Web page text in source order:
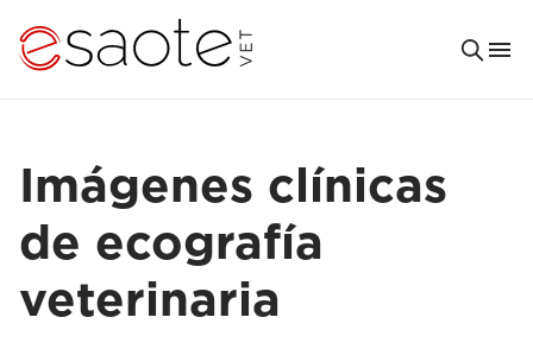
Imágenes clínicas
de ecografía
veterinaria